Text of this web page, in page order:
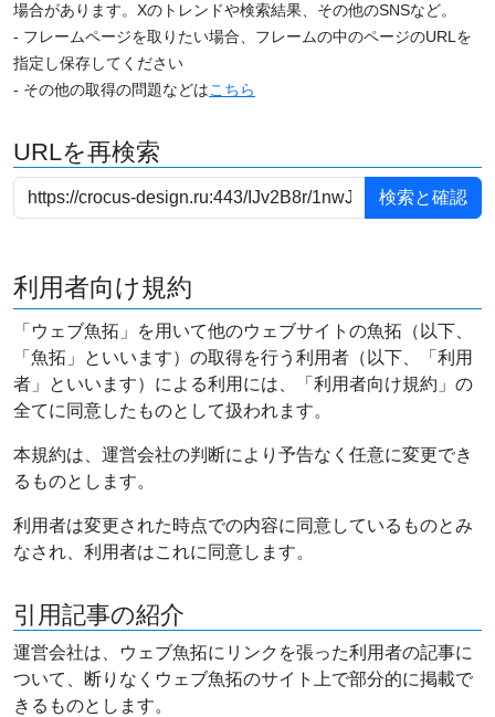
場合があります。Xのトレンドや検索結果、その他のSNSなど。
- フレームページを取りたい場合、フレームの中のページのURLを
指定し保存してください
- その他の取得の問題などはこちら
URLを再検索
利用者向け規約
「ウェブ魚拓」を用いて他のウェブサイトの魚拓（以下、
「魚拓」といいます）の取得を行う利用者（以下、「利用
者」といいます）による利用には、「利用者向け規約」の
全てに同意したものとして扱われます。
本規約は、運営会社の判断により予告なく任意に変更でき
るものとします。
利用者は変更された時点での内容に同意しているものとみ
なされ、利用者はこれに同意します。
引用記事の紹介
運営会社は、ウェブ魚拓にリンクを張った利用者の記事に
ついて、断りなくウェブ魚拓のサイト上で部分的に掲載で
きるものとします。